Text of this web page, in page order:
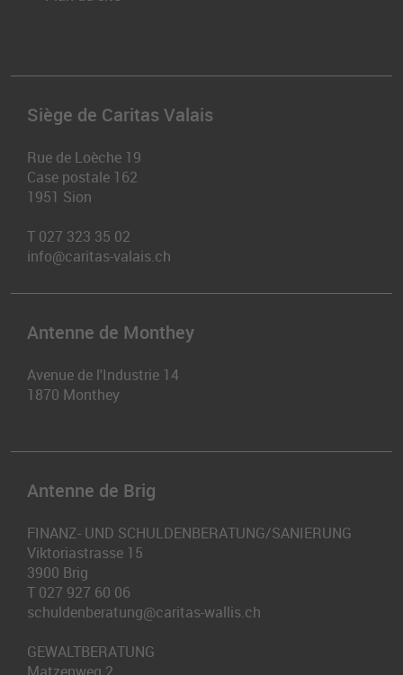
Siège de Caritas Valais
Rue de Loèche 19
Case postale 162
1951 Sion
T 027 323 35 02
info@caritas-valais.ch
Antenne de Monthey
Avenue de l'Industrie 14
1870 Monthey
Antenne de Brig
FINANZ- UND SCHULDENBERATUNG/SANIERUNG
Viktoriastrasse 15
3900 Brig
T 027 927 60 06
schuldenberatung@caritas-wallis.ch
GEWALTBERATUNG